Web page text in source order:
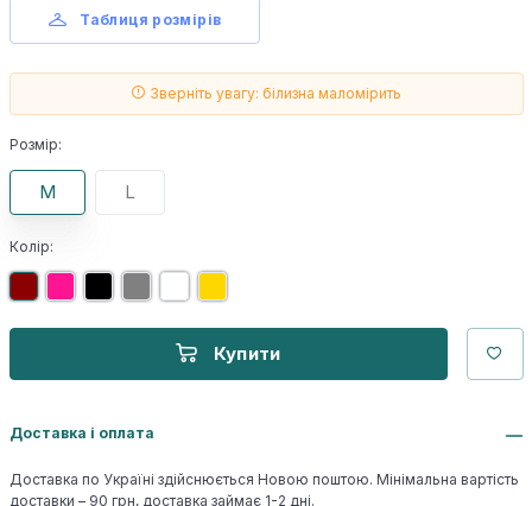
Таблиця розмірів
Зверніть увагу: білизна маломірить
Розмір:
M L
Колір:
Купити
Доставка і оплата
Доставка по Україні здійснюється Новою поштою. Мінімальна вартість
доставки – 90 грн, доставка займає 1-2 дні.